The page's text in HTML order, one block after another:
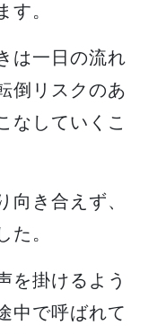
す。
は一日の流れ
倒リスクのあ
なしていくこ
向き合えず、
た。
を掛けるよう
中で呼ばれて